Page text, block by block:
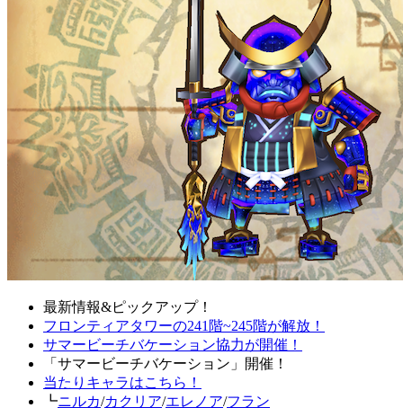
最新情報&ピックアップ！
フロンティアタワーの241階~245階が解放！
サマービーチバケーション協力が開催！
「サマービーチバケーション」開催！
当たりキャラはこちら！
┗ニルカ/カクリア/エレノア/フラン